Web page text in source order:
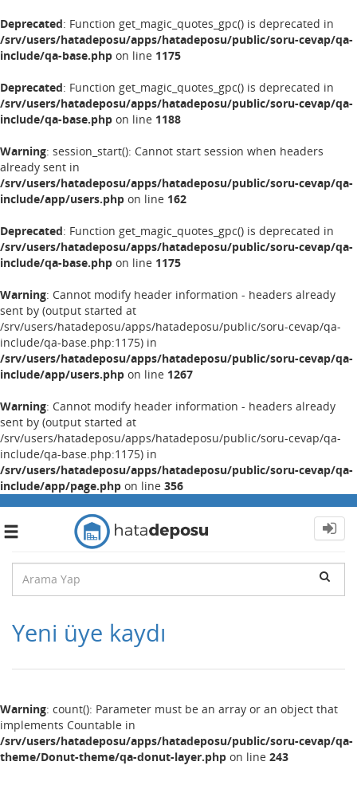
Deprecated: Function get_magic_quotes_gpc() is deprecated in
/srv/users/hatadeposu/apps/hatadeposu/public/soru-cevap/qa-
include/qa-base.php on line 1175
Deprecated: Function get_magic_quotes_gpc() is deprecated in
/srv/users/hatadeposu/apps/hatadeposu/public/soru-cevap/qa-
include/qa-base.php on line 1188
Warning: session_start(): Cannot start session when headers
already sent in
/srv/users/hatadeposu/apps/hatadeposu/public/soru-cevap/qa-
include/app/users.php on line 162
Deprecated: Function get_magic_quotes_gpc() is deprecated in
/srv/users/hatadeposu/apps/hatadeposu/public/soru-cevap/qa-
include/qa-base.php on line 1175
Warning: Cannot modify header information - headers already
sent by (output started at
/srv/users/hatadeposu/apps/hatadeposu/public/soru-cevap/qa-
include/qa-base.php:1175) in
/srv/users/hatadeposu/apps/hatadeposu/public/soru-cevap/qa-
include/app/users.php on line 1267
Warning: Cannot modify header information - headers already
sent by (output started at
/srv/users/hatadeposu/apps/hatadeposu/public/soru-cevap/qa-
include/qa-base.php:1175) in
/srv/users/hatadeposu/apps/hatadeposu/public/soru-cevap/qa-
include/app/page.php on line 356
Toggle
Yeni üye kaydı
Warning: count(): Parameter must be an array or an object that
implements Countable in
/srv/users/hatadeposu/apps/hatadeposu/public/soru-cevap/qa-
theme/Donut-theme/qa-donut-layer.php on line 243